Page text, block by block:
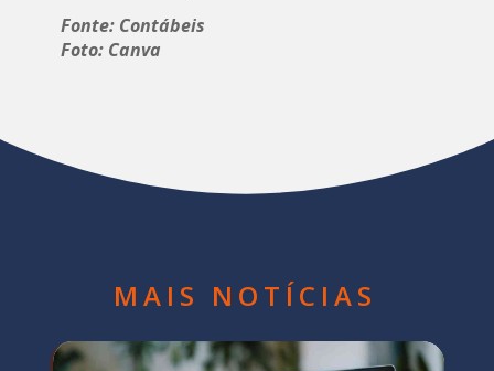
Fonte: Contábeis
Foto: Canva
MAIS NOTÍCIAS